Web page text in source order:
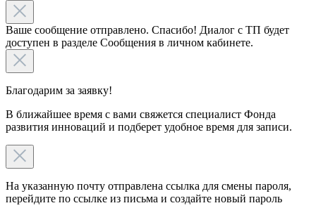
Ваше сообщение отправлено. Спасибо! Диалог с ТП будет
доступен в разделе Сообщения в личном кабинете.
Благодарим за заявку!
В ближайшее время с вами свяжется специалист Фонда
развития инноваций и подберет удобное время для записи.
На указанную почту отправлена ссылка для смены пароля,
перейдите по ссылке из письма и создайте новый пароль